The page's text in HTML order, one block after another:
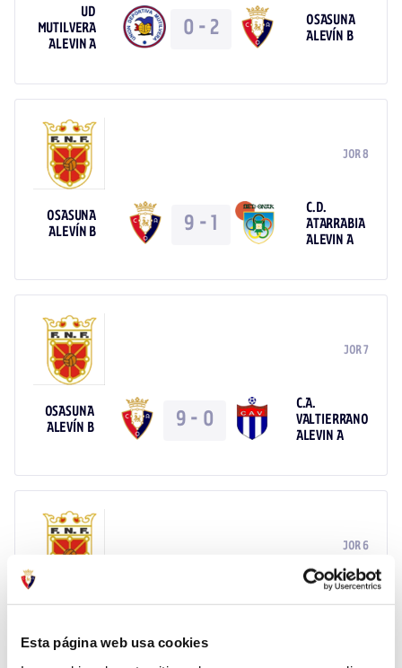
Esta página web usa cookies
UD
MUTILVERA
ALEVIN A
0 - 2
OSASUNA
ALEVÍN B
JOR 8
OSASUNA
ALEVÍN B
9 -1
C.D.
ATARRABIA
ALEVIN A
JOR 7
OSASUNA
ALEVÍN B
9 - 0
C.A.
VALTIERRANO
ALEVIN A
JOR 6
OSASUNA